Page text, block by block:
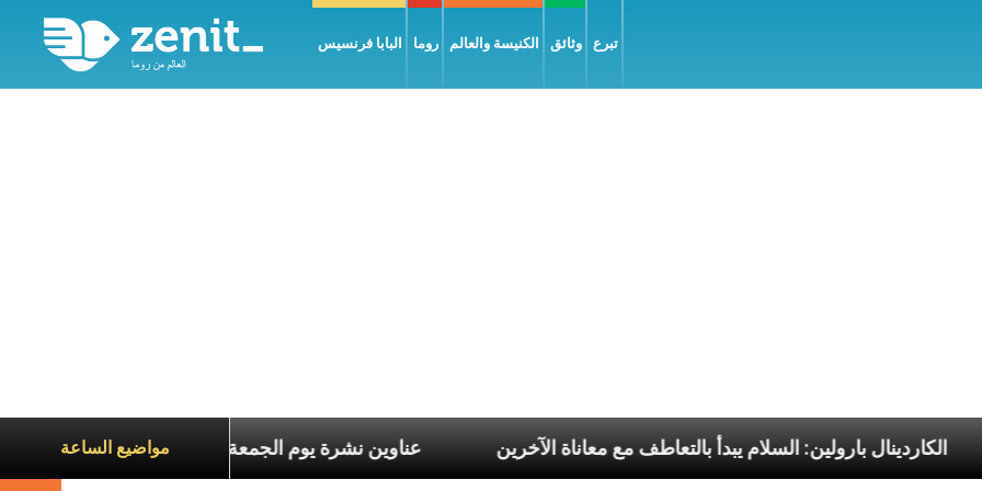
البابا فرنسيس روما الكنيسة والعالم وثائق تبرع
مواضيع الساعة
عناوين نشرة يوم الجمعة 7 آب 2026: السلام يُبنى بصبر يومًا بعد يوم الكاردينال بارولين: السلام يبدأ بالتعاطف مع معاناة الآخرين